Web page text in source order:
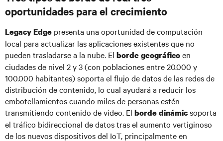
oportunidades para el crecimiento
Legacy Edge presenta una oportunidad de computación
local para actualizar las aplicaciones existentes que no
pueden trasladarse a la nube. El borde geográficoen
ciudades de nivel 2 y 3 (con poblaciones entre 20.000 y
100.000 habitantes) soporta el flujo de datos de las redes de
distribución de contenido, lo cual ayudará a reducir los
embotellamientos cuando miles de personas estén
transmitiendo contenido de video. El borde dinámicsoporta
el tráfico bidireccional de datos tras el aumento vertiginoso
de los nuevos dispositivos del IoT, principalmente en